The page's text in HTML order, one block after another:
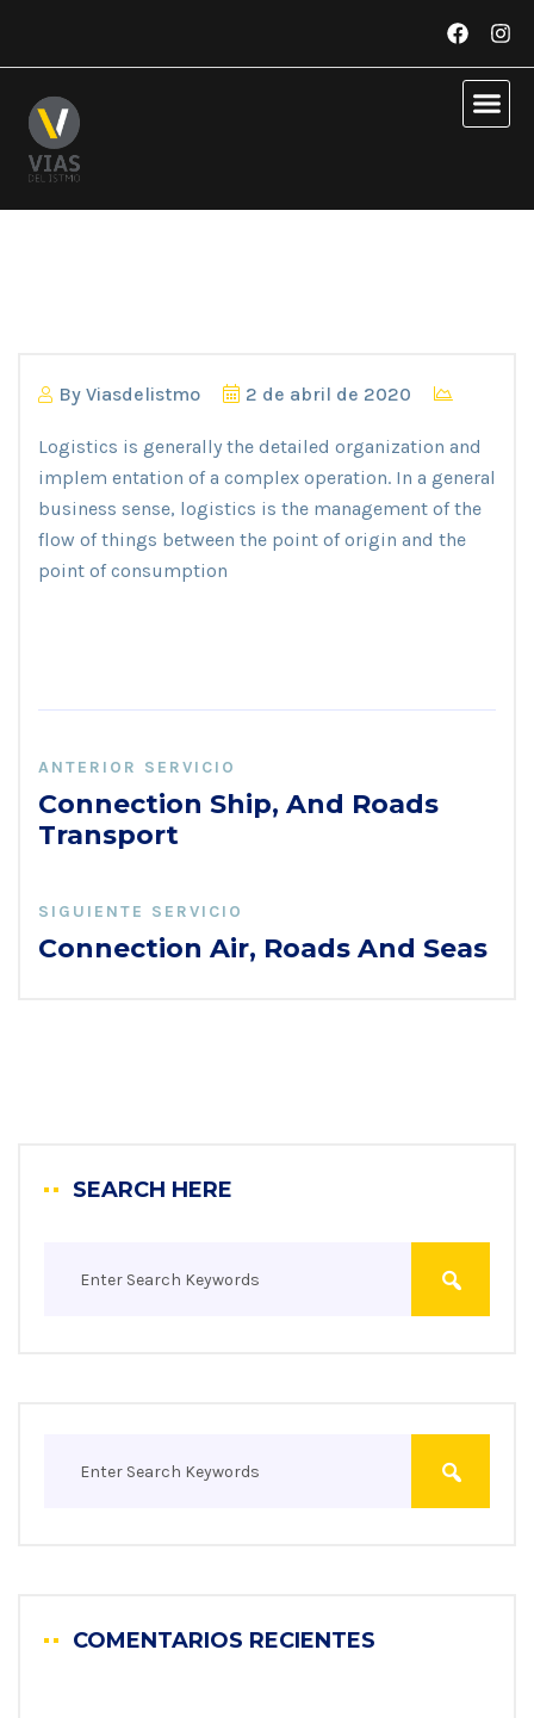
By Viasdelistmo 2 de abril de 2020
Logistics is generally the detailed organization and
implem entation of a complex operation. In a general
business sense, logistics is the management of the
flow of things between the point of origin and the
point of consumption
ANTERIOR SERVICIO
Connection Ship, And Roads
Transport
SIGUIENTE SERVICIO
Connection Air, Roads And Seas
SEARCH HERE
COMENTARIOS RECIENTES